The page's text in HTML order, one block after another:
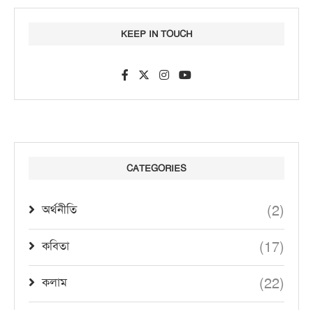
KEEP IN TOUCH
CATEGORIES
অর্থনীতি (2)
কবিতা (17)
কলাম (22)